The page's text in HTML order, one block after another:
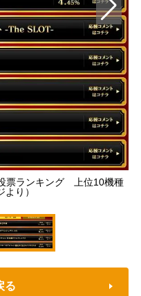
票ランキング 上位10機種
より）
る